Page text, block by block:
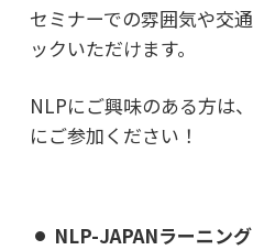
セミナーでの雰囲気や交
ックいただけます。
NLPにご興味のある方は
にご参加ください！
NLP-JAPANラーニン